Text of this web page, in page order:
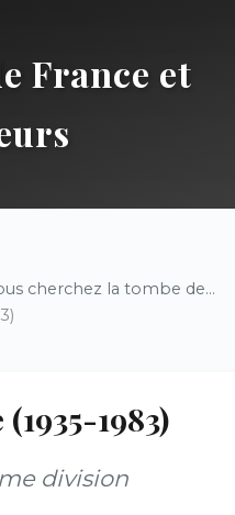
France et
cherchez la tombe de...
1983)
division